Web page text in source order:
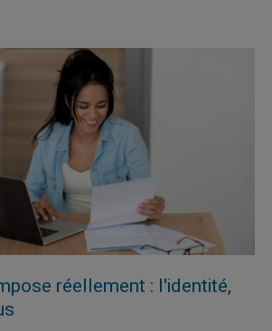
réellement : l'identité,